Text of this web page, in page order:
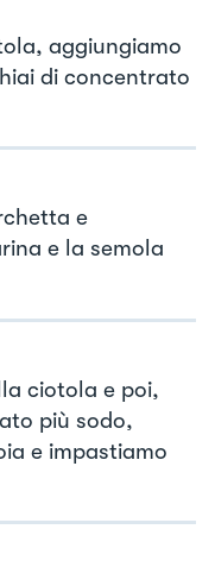
aggiungiamo
di concentrato
e
e la semola
ciotola e poi,
più sodo,
e impastiamo